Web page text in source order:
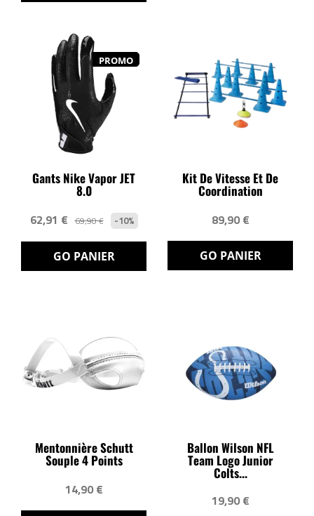
PROMO
Gants Nike Vapor JET
8.0
62,91 € 69,90 € -10%
GO PANIER
Kit De Vitesse Et De
Coordination
89,90 €
GO PANIER
Mentonnière Schutt
Souple 4 Points
14,90 €
Ballon Wilson NFL
Team Logo Junior
Colts...
19,90 €